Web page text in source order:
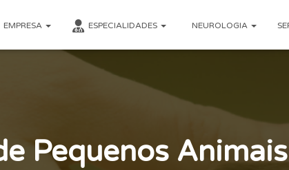
EMPRESA ESPECIALIDADES NEUROLOGIA
Pequenos